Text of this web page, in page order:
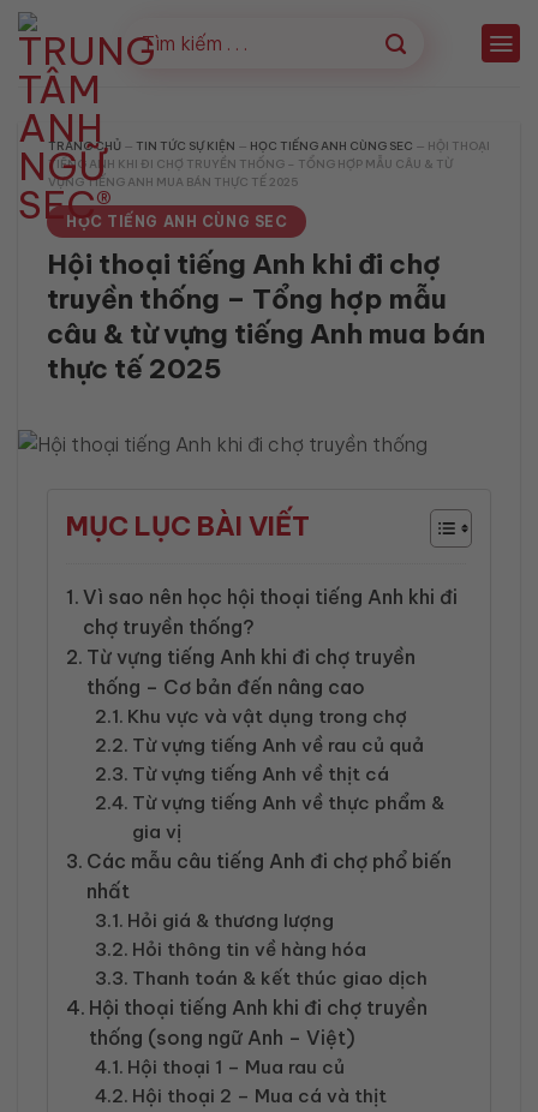
Bỏ
qua
nội
dung
TRANG CHỦ — TIN TỨC SỰ KIỆN — HỌC TIẾNG ANH CÙNG SEC — HỘI THOẠI
TIẾNG ANH KHI ĐI CHỢ TRUYỀN THỐNG – TỔNG HỢP MẪU CÂU & TỪ
VỰNG TIẾNG ANH MUA BÁN THỰC TẾ 2025
HỌC TIẾNG ANH CÙNG SEC
Hội thoại tiếng Anh khi đi chợ
truyền thống – Tổng hợp mẫu
câu & từ vựng tiếng Anh mua bán
thực tế 2025
MỤC LỤC BÀI VIẾT
Vì sao nên học hội thoại tiếng Anh khi đi
chợ truyền thống?
Từ vựng tiếng Anh khi đi chợ truyền
thống – Cơ bản đến nâng cao
Khu vực và vật dụng trong chợ
Từ vựng tiếng Anh về rau củ quả
Từ vựng tiếng Anh về thịt cá
Từ vựng tiếng Anh về thực phẩm &
gia vị
Các mẫu câu tiếng Anh đi chợ phổ biến
nhất
Hỏi giá & thương lượng
Hỏi thông tin về hàng hóa
Thanh toán & kết thúc giao dịch
Hội thoại tiếng Anh khi đi chợ truyền
thống (song ngữ Anh – Việt)
Hội thoại 1 – Mua rau củ
Hội thoại 2 – Mua cá và thịt